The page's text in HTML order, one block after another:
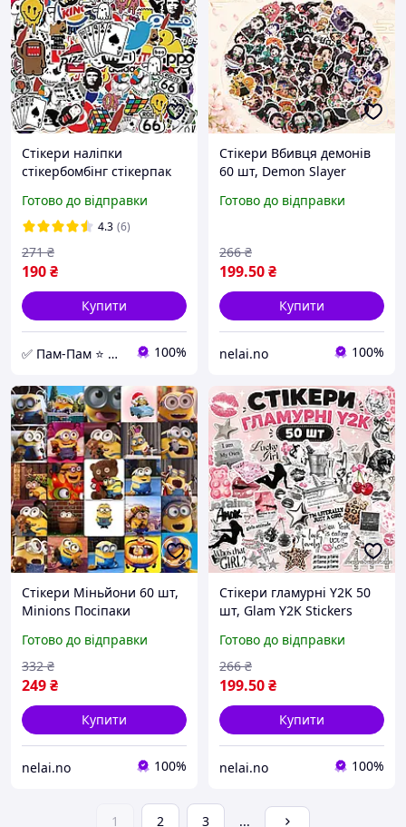
Стікери наліпки
стікербомбінг стікерпак
Готово до відправки
4.3 (6)
190₴
271 ₴
Купити
✅ Пам-Пам ⭐ Магазин Подарунків 100%
Стікери Вбивця демонів
60 шт, Demon Slayer
Готово до відправки
199.50₴
266 ₴
Купити
nelai.no 100%
Стікери Міньйони 60 шт,
Minions Посіпаки
Готово до відправки
249₴
332 ₴
Купити
nelai.no 100%
Стікери гламурні Y2K 50
шт, Glam Y2K Stickers
Готово до відправки
199.50₴
266 ₴
Купити
nelai.no 100%
1 2 3 ...